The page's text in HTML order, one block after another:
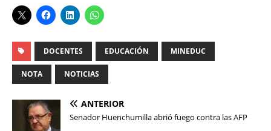
DOCENTES EDUCACIÓN MINEDUC
NOTA NOTICIAS
ANTERIOR
Senador Huenchumilla abrió fuego contra las AFP